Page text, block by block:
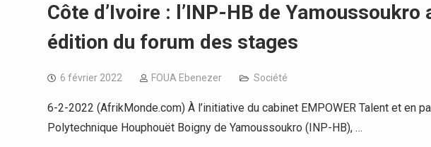
Côte d’Ivoire : l’INP-HB de
édition du forum des stages
6 février 2022 FOUA Ebenezer Société
6-2-2022 (AfrikMonde.com) À l’initiative du cabinet EMPOWER Talent et en
Polytechnique Houphouët Boigny de Yamoussoukro (INP-HB), …